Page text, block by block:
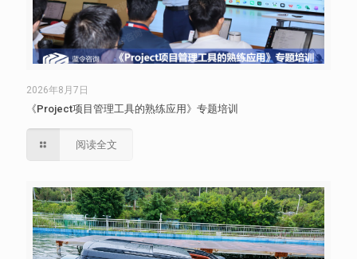
2026年8月7日
《Project项目管理工具的熟练应用》专题培训
阅读全文